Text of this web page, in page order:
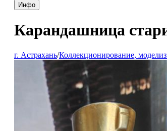
Инфо
Карандашница
г. Астрахань/Коллекционирование,